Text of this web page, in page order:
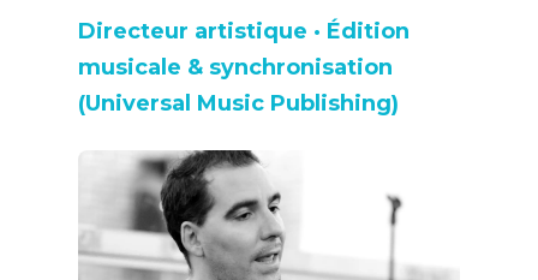
Directeur artistique · Édition
musicale & synchronisation
(Universal Music Publishing)